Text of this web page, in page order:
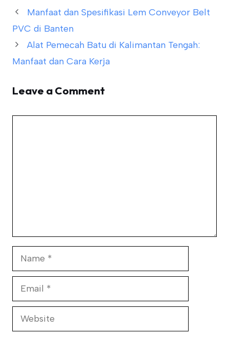
Manfaat dan Spesifikasi Lem Conveyor Belt
PVC di Banten
Alat Pemecah Batu di Kalimantan Tengah:
Manfaat dan Cara Kerja
Leave a Comment
Website